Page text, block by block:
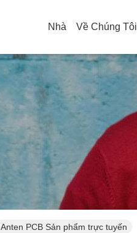
Nhà Về Chúng Tôi
Anten PCB Sản phẩm trực tuyến